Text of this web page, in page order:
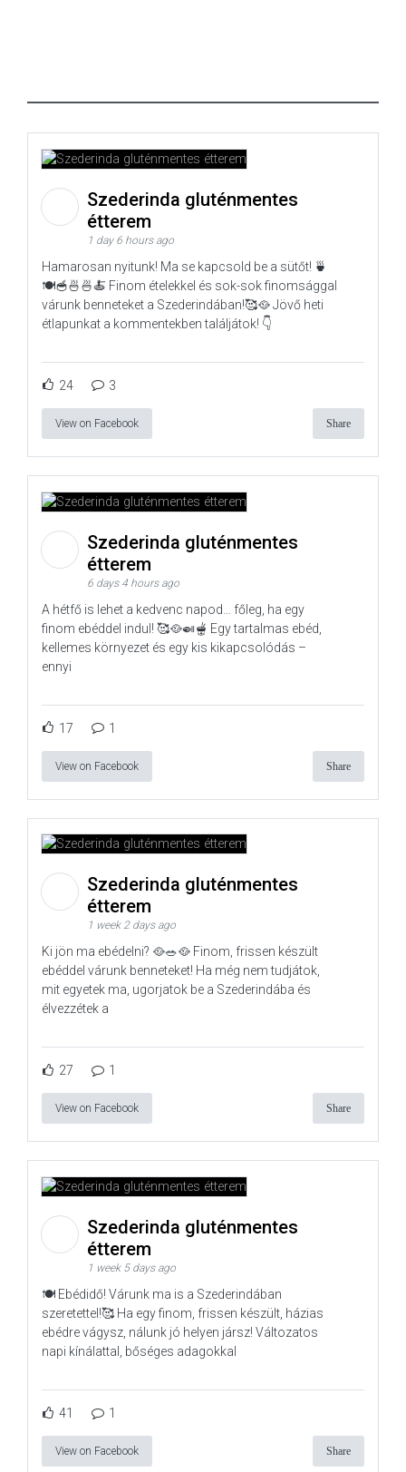
Szederinda gluténmentes
étterem
1 day 6 hours ago
Hamarosan nyitunk! Ma se kapcsold be a sütőt! 🍵
🍽️🥣🍜🍜🍝 Finom ételekkel és sok-sok finomsággal
várunk benneteket a Szederindában!🥰🥘 Jövő heti
étlapunkat a kommentekben találjátok! 👇
24 3
View on Facebook Share
Szederinda gluténmentes
étterem
6 days 4 hours ago
A hétfő is lehet a kedvenc napod… főleg, ha egy
finom ebéddel indul! 🥰🥘🍛🫕 Egy tartalmas ebéd,
kellemes környezet és egy kis kikapcsolódás –
ennyi
17 1
View on Facebook Share
Szederinda gluténmentes
étterem
1 week 2 days ago
Ki jön ma ebédelni? 🥘🥗🥘 Finom, frissen készült
ebéddel várunk benneteket! Ha még nem tudjátok,
mit egyetek ma, ugorjatok be a Szederindába és
élvezzétek a
27 1
View on Facebook Share
Szederinda gluténmentes
étterem
1 week 5 days ago
🍽️ Ebédidő! Várunk ma is a Szederindában
szeretettel!🥰 Ha egy finom, frissen készült, házias
ebédre vágysz, nálunk jó helyen jársz! Változatos
napi kínálattal, bőséges adagokkal
41 1
View on Facebook Share